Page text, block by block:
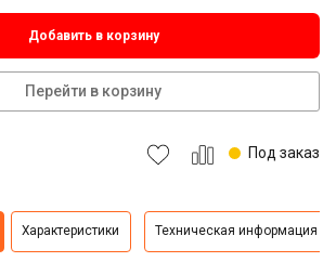
Добавить в корзину
Перейти в корзину
Под заказ
Характеристики Техническая информация